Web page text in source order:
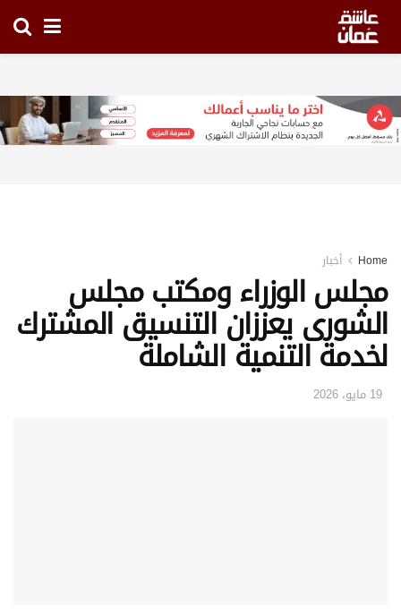
Home أخبار
مجلس الوزراء ومكتب مجلس
الشورى يعززان التنسيق المشترك
لخدمة التنمية الشاملة
19 مايو، 2026